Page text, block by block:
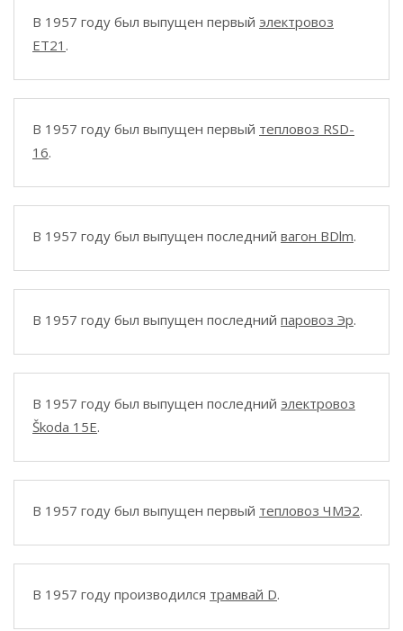
В 1957 году был выпущен первый электровоз
ET21 .
В 1957 году был выпущен первый тепловоз RSD-
16.
В 1957 году был выпущен последний вагон BDlm.
В 1957 году был выпущен последний паровоз Эр.
В 1957 году был выпущен последний электровоз
Škoda 15E.
В 1957 году был выпущен первый тепловоз ЧМЭ2.
В 1957 году производился трамвай D.